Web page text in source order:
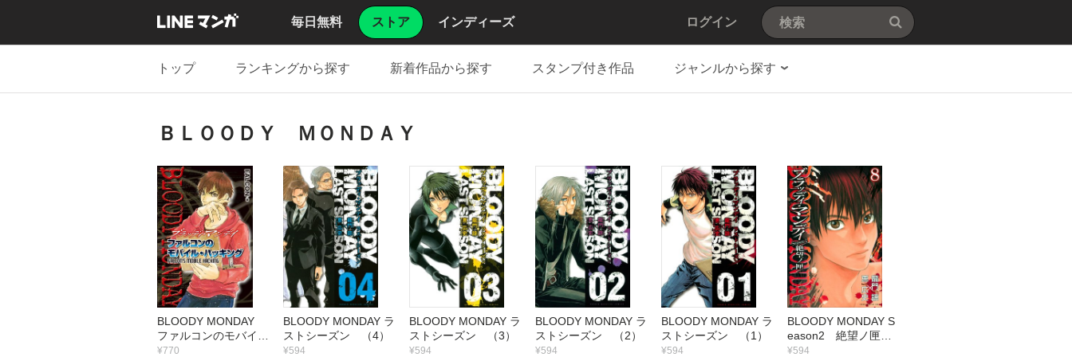
毎日無料 ストア インディーズ ログイン
トップ ランキングから探す 新着作品から探す スタンプ付き作品 ジャンルから探す
ＢＬＯＯＤＹ ＭＯＮＤＡＹ
BLOODY MONDAY
ファルコンのモバイ
ル・ハッキング
¥770
BLOODY MONDAY ラ
ストシーズン （4）
¥594
BLOODY MONDAY ラ
ストシーズン （3）
¥594
BLOODY MONDAY ラ
ストシーズン （2）
¥594
BLOODY MONDAY ラ
ストシーズン （1）
¥594
BLOODY MONDAY S
eason2 絶望ノ匣
（8）
¥594